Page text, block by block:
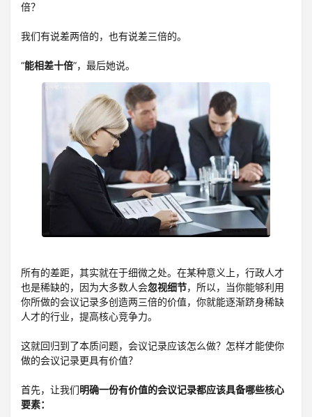
注册
倍？
我们有说差两倍的，也有说差三倍的。
“能相差十倍”，最后她说。
所有的差距，其实就在于细微之处。在某种意义上，行政人才
也是稀缺的，因为大多数人会忽视细节，所以，当你能够利用
你所做的会议记录多创造两三倍的价值，你就能逐渐跻身稀缺
人才的行业，提高核心竞争力。
这就回归到了本质问题，会议记录应该怎么做？怎样才能使你
做的会议记录更具有价值？
首先，让我们明确一份有价值的会议记录都应该具备哪些核心
要素：